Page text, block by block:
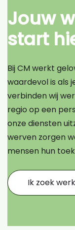
Jouw
start
Bij CM werkt
waardevol is als
verbinden wij
regio op een
onze diensten
werven zorgen
mensen hun
Ik zoek werk